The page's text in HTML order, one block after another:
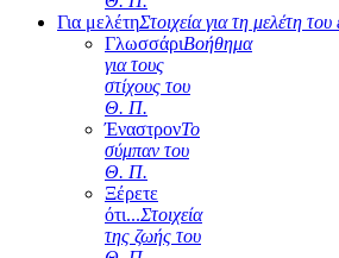
Για μελέτηΣτοιχεία για τη μελέτη
ΓλωσσάριΒοήθημα
για τους
στίχους του
Θ. Π.
ΈναστρονΤο
σύμπαν του
Θ. Π.
Ξέρετε
ότι...Στοιχεία
της ζωής του